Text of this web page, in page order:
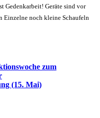
Gedenkarbeit! Geräte sind vor
Einzelne noch kleine Schaufeln
zum
(15. Mai)